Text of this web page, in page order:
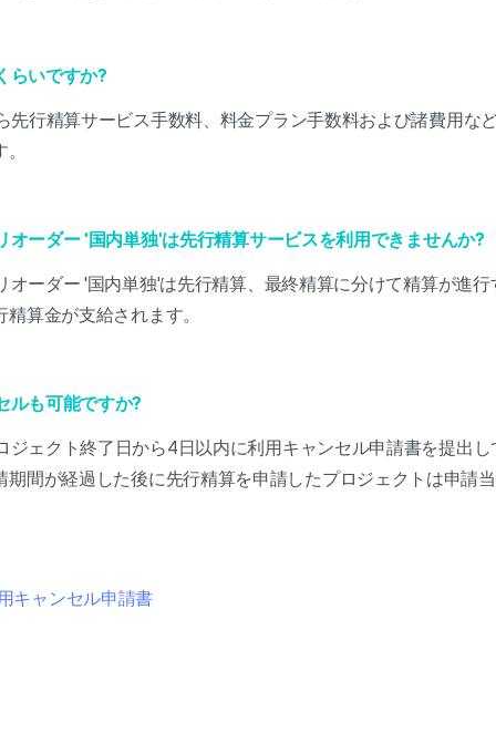
らいですか?
先行精算サービス手数料、料金プラン手数料および諸費用な
オーダー '国内単独'は先行精算サービスを利用できませんか?
オーダー '国内単独'は先行精算、最終精算に分けて精算が進
算金が支給されます。
ルも可能ですか?
ジェクト終了日から4日以内に利用キャンセル申請書を提出
期間が経過した後に先行精算を申請したプロジェクトは申請
キャンセル申請書